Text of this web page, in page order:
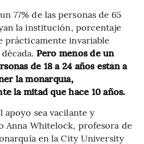
77% de las personas de 65
la institución, porcentaje
prácticamente invariable
Pero menos de un
de 18 a 24 años están a
la monarquía,
la mitad que hace 10 años.
apoyo sea vacilante y
Anna Whitelock, profesora de
en la City University